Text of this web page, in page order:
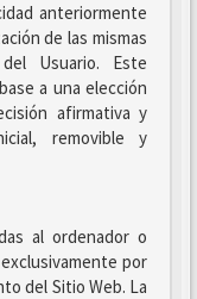
anteriormente
de las mismas
Usuario. Este
a una elección
afirmativa y
removible y
al ordenador o
por
del Sitio Web. La